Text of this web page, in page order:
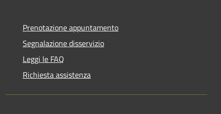
Prenotazione appuntamento
Segnalazione disservizio
Leggi le FAQ
Richiesta assistenza